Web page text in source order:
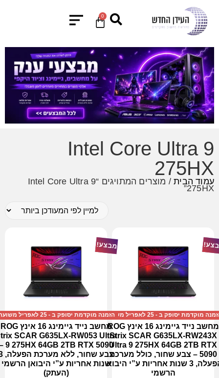
0
Intel Core Ultra 9
275HX
עמוד הבית / מוצרים המתויגים “Intel Core Ultra 9
275HX”
מוקדמת יסופק ב - 25 לאפריל משוער!
מחשב נייד גיימינג 16 אינץ ROG
Strix SCAR G635LX-RW243X
Ultra 9 275HX 64GB 2TB RTX
5090 – צבע שחור, כולל מערכת
הפעלה, 3 שנות אחריות ע”י היבואן
הרשמי
מבצע!
הזמנה מוקדמת יסופק ב - 25 לאפריל משוער!
מחשב נייד גיימינג 16 אינץ ROG
SCAR G635LX-RW053 Ultra
RTX 5090 –
צבע שחור,
שנות אחריות ע”י היבואן הרשמי
(העתק)